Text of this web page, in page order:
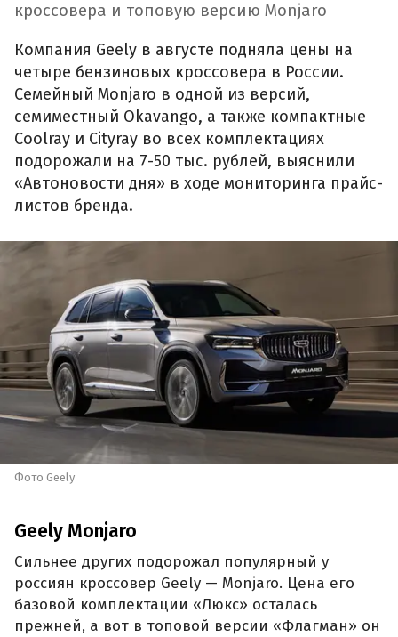
кроссовера и топовую версию Monjaro
Компания Geely в августе подняла цены на
четыре бензиновых кроссовера в России.
Семейный Monjaro в одной из версий,
семиместный Okavango, а также компактные
Coolray и Cityray во всех комплектациях
подорожали на 7-50 тыс. рублей, выяснили
«Автоновости дня» в ходе мониторинга прайс-
листов бренда.
Фото Geely
Geely Monjaro
Сильнее других подорожал популярный у
россиян кроссовер Geely — Monjaro. Цена его
базовой комплектации «Люкс» осталась
прежней, а вот в топовой версии «Флагман» он